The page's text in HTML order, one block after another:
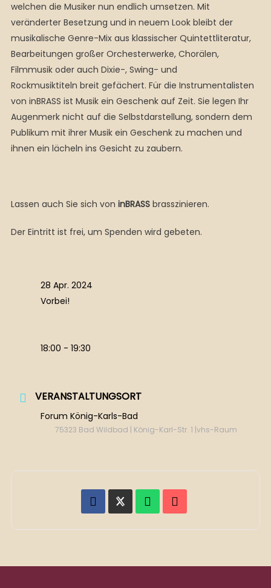
welchen die Musiker nun endlich umsetzen. Mit
veränderter Besetzung und in neuem Look bleibt der
musikalische Genre-Mix aus klassischer Quintettliteratur,
Bearbeitungen großer Orchesterwerke, Chorälen,
Filmmusik oder auch Dixie-, Swing- und
Rockmusiktiteln breit gefächert. Für die Instrumentalisten
von inBRASS ist Musik ein Geschenk auf Zeit. Sie legen Ihr
Augenmerk nicht auf die Selbstdarstellung, sondern dem
Publikum mit ihrer Musik ein Geschenk zu machen und
ihnen ein lächeln ins Gesicht zu zaubern.
Lassen auch Sie sich von inBRASSbrasszinieren.
Der Eintritt ist frei, um Spenden wird gebeten.
28 Apr. 2024
Vorbei!
18:00 - 19:30
VERANSTALTUNGSORT
Forum König-Karls-Bad
75323 Bad Wildbad | König-Karl-Str. 1 |vhs-Raum